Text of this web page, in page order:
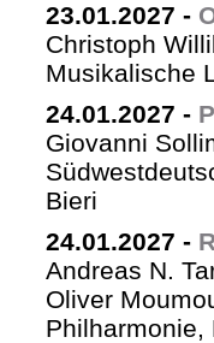
23.01.2027 -
Christoph
Musikalische
24.01.2027 -
Giovanni
Bieri
24.01.2027 -
Andreas N.
Oliver
Philharmonie,